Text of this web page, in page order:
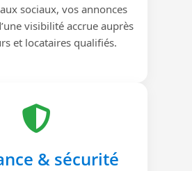
sociaux, vos annonces
visibilité accrue auprès
et locataires qualifiés.
& sécurité